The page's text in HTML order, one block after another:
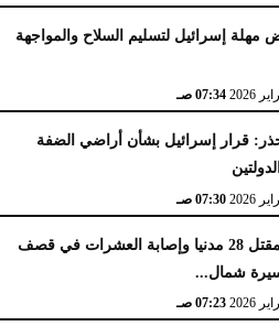
إسرائيل لتسليم السلاح والمواجهة
07:34 صـ
قرار إسرائيل بشأن أراضي الضفة
07:30 صـ
السودان .. مقتل 28 مدنيا وإصابة العشرات في قصف
شمال...
07:23 صـ